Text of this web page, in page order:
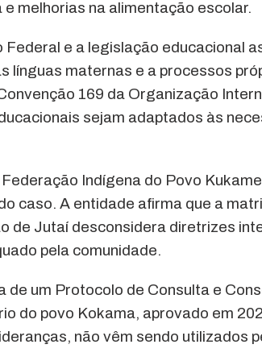
melhorias na alimentação escolar.
e a legislação educacional
línguas maternas e a processos
169 da Organização
sejam adaptados às
Indígena do Povo
caso. A entidade afirma que a
de Jutaí desconsidera diretrizes
pela comunidade.
um Protocolo de Consulta e
do povo Kokama, aprovado em
não vêm sendo utilizados